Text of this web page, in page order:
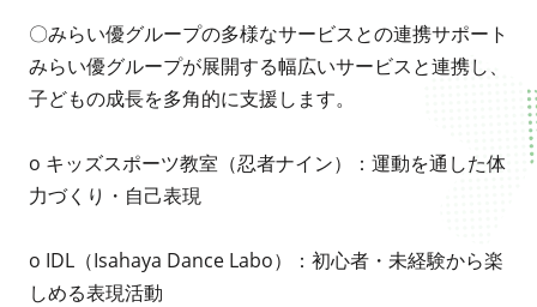
〇みらい優グループの多様なサービスとの連携サポート
みらい優グループが展開する幅広いサービスと連携し、
子どもの成長を多角的に支援します。
o キッズスポーツ教室（忍者ナイン）：運動を通した体
力づくり・自己表現
o IDL（Isahaya Dance Labo）：初心者・未経験から楽
しめる表現活動